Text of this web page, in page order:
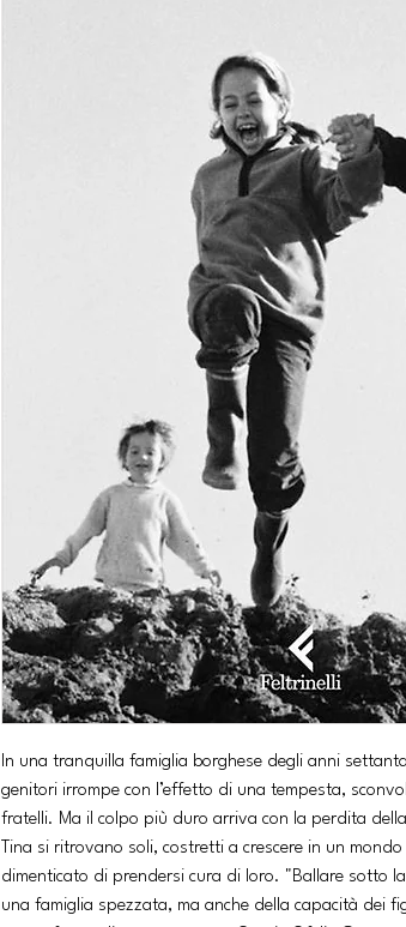
In una tranquilla famiglia borghese degli anni
genitori irrompe con l’effetto di una tempesta,
fratelli. Ma il colpo più duro arriva con la perdita
Tina si ritrovano soli, costretti a crescere in un
dimenticato di prendersi cura di loro. "Ballare sotto
una famiglia spezzata, ma anche della capacità dei